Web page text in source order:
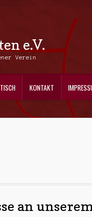
e.V.
Verein
KONTAKT
an